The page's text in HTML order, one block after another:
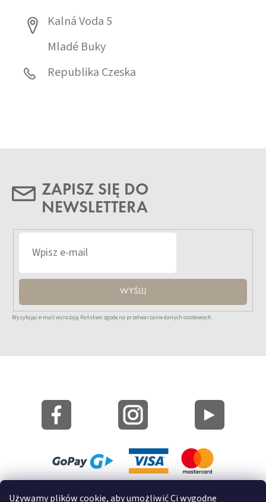
Używamy plików cookie, aby umożliwić Ci wygodne
Kalná Voda 5
Mladé Buky
Republika Czeska
ZAPISZ SIĘ DO
NEWSLETTERA
WYŚLIJ
Wysyłając e-mail wyrażają Państwo zgodę na przetwarzanie danych osobowych.